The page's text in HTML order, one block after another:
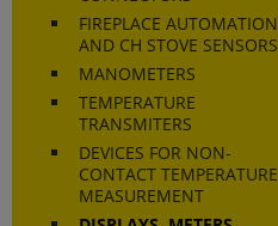
FIREPLACE AUTOMATION
AND CH STOVE SENSORS
MANOMETERS
TEMPERATURE
TRANSMITERS
DEVICES FOR NON-
CONTACT TEMPERATURE
MEASUREMENT